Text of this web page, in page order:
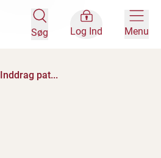
Søg Log Ind Menu
Inddrag pat...